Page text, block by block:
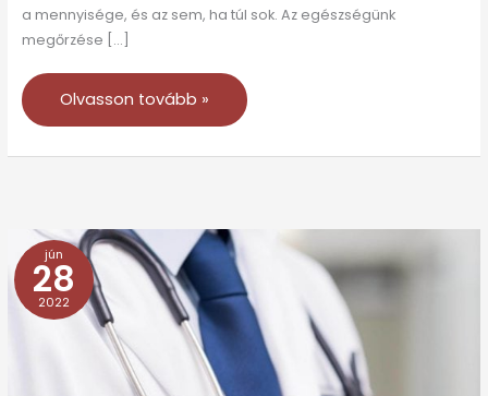
a mennyisége, és az sem, ha túl sok. Az egészségünk
megőrzése […]
Olvasson tovább »
jún
28
2022
BMI
index,
haskörfogat,
testzsírszázalék